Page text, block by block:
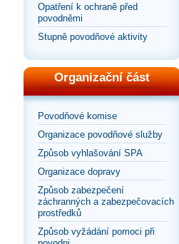
Opatření k ochraně před
povodněmi
Stupně povodňové aktivity
Organizační část
Povodňové komise
Organizace povodňové služby
Způsob vyhlašování SPA
Organizace dopravy
Způsob zabezpečení
záchranných a zabezpečovacích
prostředků
Způsob vyžádání pomoci při